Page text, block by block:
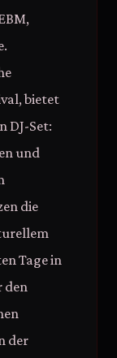
bietet
DJ-Set:
und
die
Tage in
den
der